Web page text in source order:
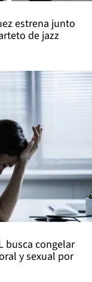
estrena junto
de jazz
busca congelar
y sexual por